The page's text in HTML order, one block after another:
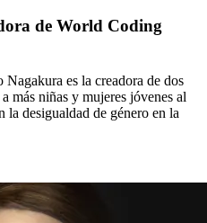
de World Coding
es la creadora de dos
más niñas y mujeres jóvenes al
la desigualdad de género en la